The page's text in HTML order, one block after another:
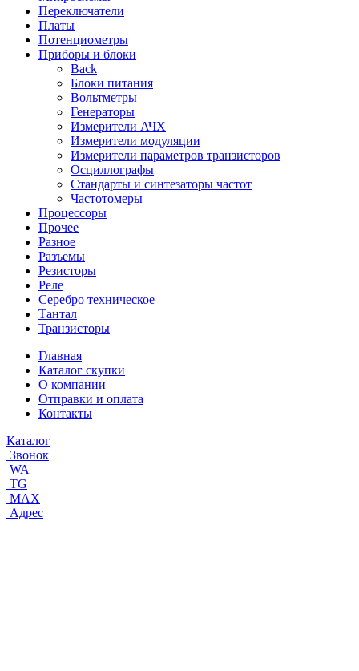
Переключатели
Платы
Потенциометры
Приборы и блоки
Back
Блоки питания
Вольтметры
Генераторы
Измерители АЧХ
Измерители модуляции
Измерители параметров транзисторов
Осциллографы
Стандарты и синтезаторы частот
Частотомеры
Процессоры
Прочее
Разное
Разъемы
Резисторы
Реле
Серебро техническое
Тантал
Транзисторы
Главная
Каталог скупки
О компании
Отправки и оплата
Контакты
Каталог
Звонок
WA
TG
MAX
Адрес